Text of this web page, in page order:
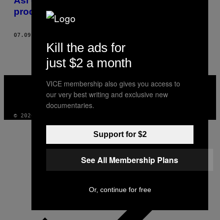
productos milagro
07.09.15
MEDIA
INSTAGRAM
TIKTOK
YOUTUBE
© 2026 VICE DIGITAL PUBLISHING, LLC
Kill the ads for
just $2 a month
VICE membership also gives you access to
our very best writing and exclusive new
documentaries.
Support for $2
See All Membership Plans
Or, continue for free